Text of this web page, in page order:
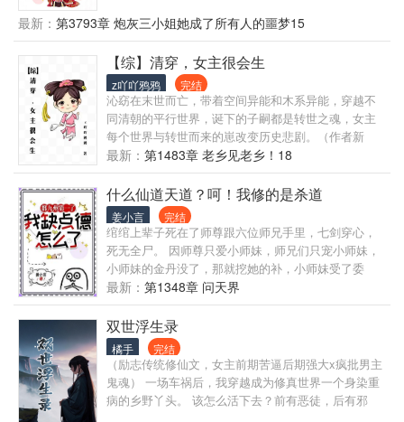
大，别浪了！位面又要被你搞崩了！” 云浅：“慌什
么，本上神自有分寸。”说着，将天道拎出来揍了一
顿…… “那个是男主！不能杀！” “慌什么，本上神自有
分寸。”话音未落，男主已经凉凉了……
最新： 第3793章 炮灰三小姐她成了所有人的噩梦15
【综】清穿，女主很会生
z吖吖鸦鸦 完结
沁窈在末世而亡，带着空间异能和木系异能，穿越不
同清朝的平行世界，诞下的子嗣都是转世之魂，女主
每个世界与转世而来的崽改变历史悲剧。（作者新
人，前两卷若不喜欢可以跳着看的。） 不谈情爱，不
双洁。 世界一：崽是二凤李世民、杨坚转世 世界二：
崽是卫青、霍去病、吕雉、萧太后转世 世界三：崽是
诸葛孔明、曹操、李治转世（世界三崽们不是同一个
爹哦，介意的可以跳过） 世界四：崽是扶苏、刘据、
李承乾、朱标转世（这个世界崽们不会出生就带着记
忆，有聊天群） 世界五：崽们是：始皇帝嬴政、蒙
恬、蒙毅转世 （会简短的写点转世崽崽们的番外）
（本文纯属虚构，如有雷同，纯属巧合。）
最新： 第1483章 老乡见老乡！18
什么仙道天道？呵！我修的是杀道
姜小言 完结
绾绾上辈子死在了师尊跟六位师兄手里，七剑穿心，
死无全尸。 因师尊只爱小师妹，师兄们只宠小师妹，
小师妹的金丹没了，那就挖她的补，小师妹受了委
屈，那就叶绾绾来受。 重来一世。 还这样？ 行。 这
个宗门，她，不要了！ 玄冰崖上，决绝一跳，死不认
错。 自此，爱咋滴咋滴。 修真大典，宗门大比，叶绾
绾一举成名，成为修仙界新宠，无数英杰恭贺，无上
宗认出这是死遁的七师妹，一个个后悔了。 哭着追上
去。 可叶绾绾已经入了天一宗，成了他人的小师妹。
只见五人护在她身前，一脸冷漠地看向了他们。 而在
叶绾绾身后，还有天下第一炼器师，化神期就暴打渡
最新： 第1348章 问天界
双世浮生录
橘手 完结
（励志传统修仙文，女主前期苦逼后期强大x疯批男主
鬼魂） 一场车祸后，我穿越成为修真世界一个身染重
病的乡野丫头。 该怎么活下去？前有恶徒，后有邪